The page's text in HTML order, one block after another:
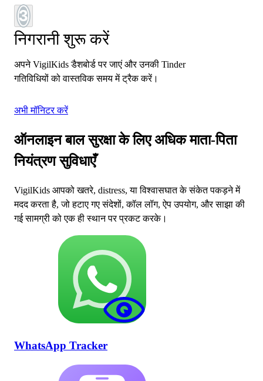
3
निगरानी शुरू करें
अपने VigilKids डैशबोर्ड पर जाएं और उनकी Tinder
गतिविधियों को वास्तविक समय में ट्रैक करें।
अभी मॉनिटर करें
ऑनलाइन बाल सुरक्षा के लिए अधिक माता-पिता
नियंत्रण सुविधाएँ
VigilKids आपको खतरे, distress, या विश्वासघात के संकेत पकड़ने में
मदद करता है, जो हटाए गए संदेशों, कॉल लॉग, ऐप उपयोग, और साझा की
गई सामग्री को एक ही स्थान पर प्रकट करके।
WhatsApp Tracker